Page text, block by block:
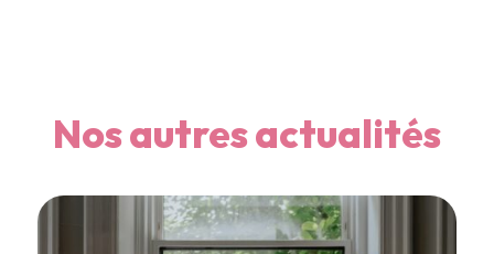
Nos autres actualités